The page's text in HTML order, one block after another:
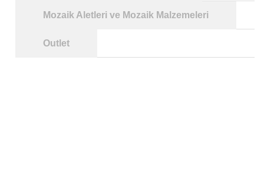
Mozaik Aletleri ve Mozaik Malzemeleri
Outlet